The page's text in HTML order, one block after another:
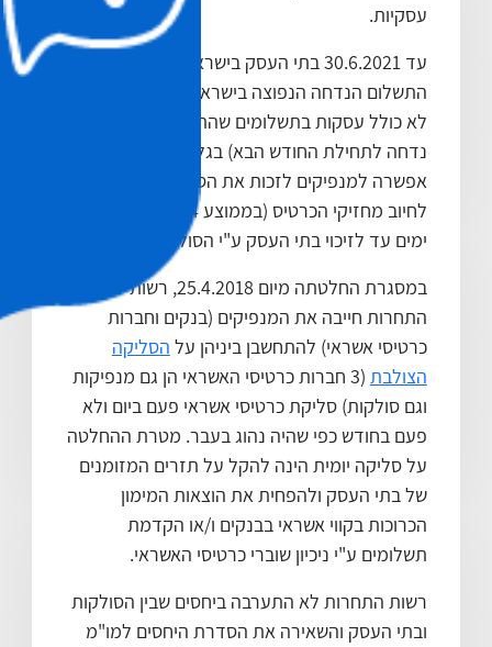
עסקיות.
עד 30.6.2021 בתי העסק בישראל מימנו את שיטת
התשלום הנדחה הנפוצה בישראל (עסקות שוטפות
לא כולל עסקות בתשלומים שהתשלום בגינן היה
נדחה לתחילת החודש הבא) בגלל שהרגולציה
אפשרה למנפיקים לזכות את הסולקים בסמוך
ימים עד לזיכוי בתי העסק ע"י הסולקים.
במסגרת החלטתה מיום 25.4.2018, רשות
התחרות חייבה את המנפיקים (בנקים וחברות
כרטיסי אשראי) להתחשבן ביניהן על הסליקה
הצולבת
(3 חברות כרטיסי האשראי הן גם מנפיקות
וגם סולקות) סליקת כרטיסי אשראי פעם ביום ולא
פעם בחודש כפי שהיה נהוג בעבר. מטרת ההחלטה
על סליקה יומית הינה להקל על תזרים המזומנים
של בתי העסק ולהפחית את הוצאות המימון
הכרוכות בקווי אשראי בבנקים ו/או הקדמת
תשלומים ע"י ניכיון שוברי כרטיסי האשראי.
רשות התחרות לא התערבה ביחסים שבין הסולקות
ובתי העסק והשאירה את הסדרת היחסים למו"מ